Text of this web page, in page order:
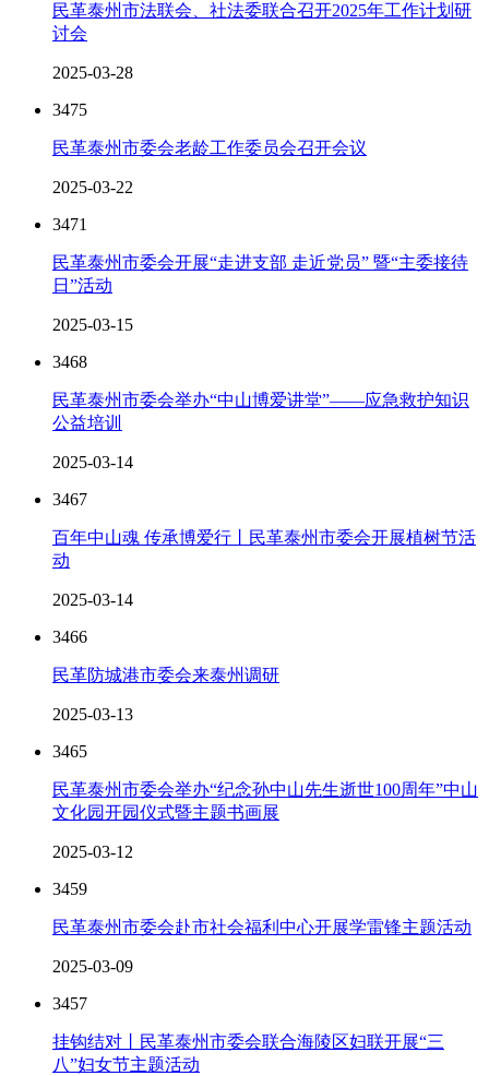
民革泰州市法联会、社法委联合召开2025年工作计划研
讨会
2025-03-28
3475
民革泰州市委会老龄工作委员会召开会议
2025-03-22
3471
民革泰州市委会开展“走进支部 走近党员” 暨“主委接待
日”活动
2025-03-15
3468
民革泰州市委会举办“中山博爱讲堂”——应急救护知识
公益培训
2025-03-14
3467
百年中山魂 传承博爱行丨民革泰州市委会开展植树节活
动
2025-03-14
3466
民革防城港市委会来泰州调研
2025-03-13
3465
民革泰州市委会举办“纪念孙中山先生逝世100周年”中山
文化园开园仪式暨主题书画展
2025-03-12
3459
民革泰州市委会赴市社会福利中心开展学雷锋主题活动
2025-03-09
3457
挂钩结对丨民革泰州市委会联合海陵区妇联开展“三
八”妇女节主题活动